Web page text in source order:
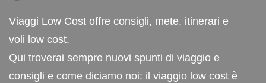
Viaggi Low Cost offre consigli, mete, itinerari e
voli low cost.
Qui troverai sempre nuovi spunti di viaggio e
consigli e come diciamo noi: il viaggio low cost è